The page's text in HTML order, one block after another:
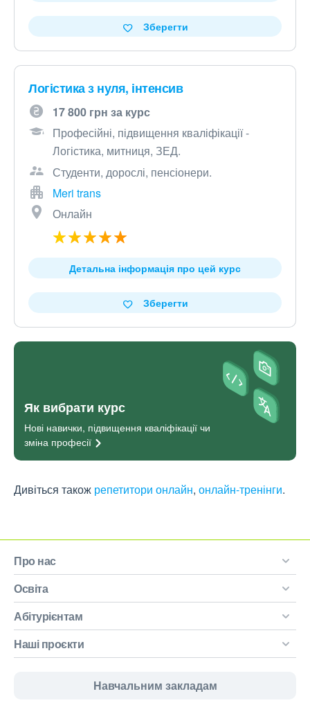
Зберегти
Логістика з нуля, інтенсив
17 800 грн за курс
Професійні, підвищення кваліфікації -
Логістика, митниця, ЗЕД.
Студенти, дорослі, пенсіонери.
Meri trans
Онлайн
Детальна інформація про цей курс
Зберегти
Як вибрати курс
Нові навички, підвищення кваліфікації чи
зміна професії
Дивіться також репетитори онлайн, онлайн-тренінги.
Про нас
Освіта
Абітурієнтам
Наші проєкти
Навчальним закладам